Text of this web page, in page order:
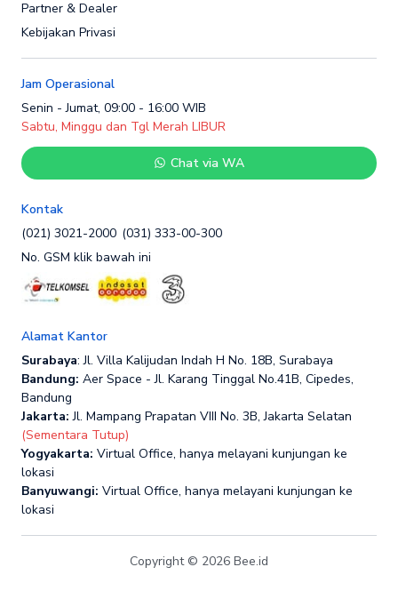
Partner & Dealer
Kebijakan Privasi
Jam Operasional
Senin - Jumat, 09:00 - 16:00 WIB
Sabtu, Minggu dan Tgl Merah LIBUR
Chat via WA
Kontak
(021) 3021-2000 (031) 333-00-300
No. GSM klik bawah ini
Alamat Kantor
Surabaya: Jl. Villa Kalijudan Indah H No. 18B, Surabaya
Bandung: Aer Space - Jl. Karang Tinggal No.41B, Cipedes,
Bandung
Jakarta: Jl. Mampang Prapatan VIII No. 3B, Jakarta Selatan
(Sementara Tutup)
Yogyakarta: Virtual Office, hanya melayani kunjungan ke
lokasi
Banyuwangi: Virtual Office, hanya melayani kunjungan ke
lokasi
Copyright © 2026 Bee.id